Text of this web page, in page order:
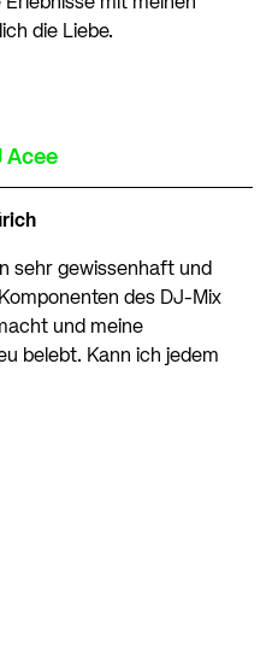
die Liebe.
Acee
sehr gewissenhaft und
des DJ-Mix
und meine
belebt. Kann ich jedem